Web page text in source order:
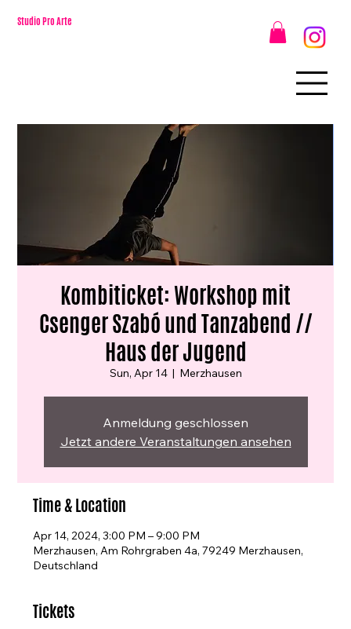
Studio Pro Arte
Kombiticket: Workshop mit
Csenger Szabó und Tanzabend //
Haus der Jugend
Sun, Apr 14
  |
Merzhausen
Anmeldung geschlossen
Jetzt andere Veranstaltungen ansehen
Time & Location
Apr 14, 2024, 3:00 PM – 9:00 PM
Merzhausen, Am Rohrgraben 4a, 79249 Merzhausen,
Deutschland
Tickets